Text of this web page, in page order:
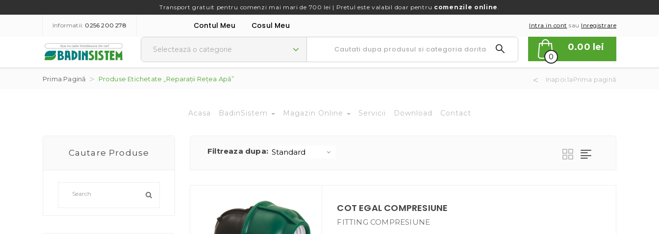
Transport gratuit pentru comenzi mai mari de 700 lei | Pretul este valabil doar pentru comenzile online.
Informatii: 0256 200 278 Contul Meu Cosul Meu Intra in cont sau Inregistrare
0
0.00 lei
Prima Pagină Produse Etichetate „reparații Rețea Apă” Inapoi laPrima pagină
Acasa BadinSistem Magazin Online Servicii Download Contact
Cautare Produse Filtreaza dupa:
COT EGAL COMPRESIUNE
FITTING COMPRESIUNE